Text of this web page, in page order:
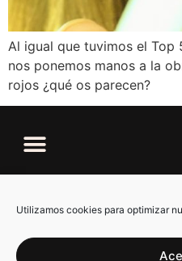
Utilizamos cookies para optimizar
Al igual que tuvimos el Top
nos ponemos manos a la
rojos ¿qué os parecen?